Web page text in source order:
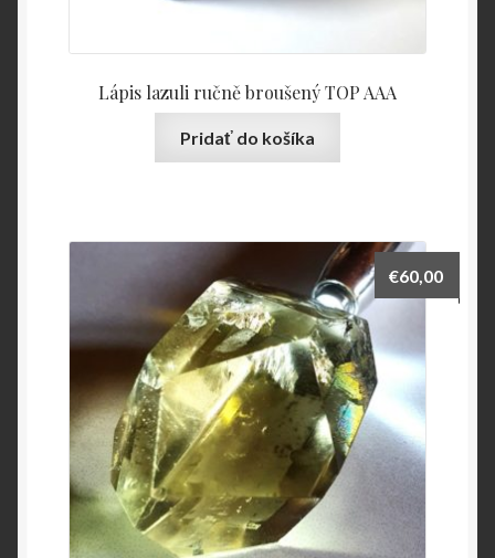
Lápis lazuli ručně broušený TOP AAA
Pridať do košíka
€60,00